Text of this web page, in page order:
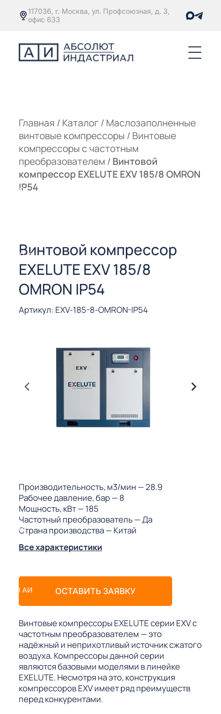
117036, г. Москва, ул. Профсоюзная, д. 3,
офис 633
Главная / Каталог/ Маслозаполненные
винтовые компрессоры / Винтовые
компрессоры с частотным
преобразователем / Винтовой
компрессор EXELUTE EXV 185/8 OMRON
IP54
Винтовой компрессор
EXELUTE EXV 185/8
OMRON IP54
Артикул: EXV-185-8-OMRON-IP54
Производительность, м3/мин — 28.9
Рабочее давление, бар— 8
Мощность, кВт— 185
Частотный преобразователь— Да
Страна производства— Китай
Все характеристики
ОСТАВИТЬ ЗАЯВКУ
Винтовые компрессоры EXELUTE серии EXV с
частотным преобразователем — это
надёжный и неприхотливый источник сжатого
воздуха. Компрессоры данной серии
являются базовыми моделями в линейке
EXELUTE. Несмотря на это, конструкция
компрессоров EXV имеет ряд преимуществ
перед конкурентами.
С
(МКС)
АИ